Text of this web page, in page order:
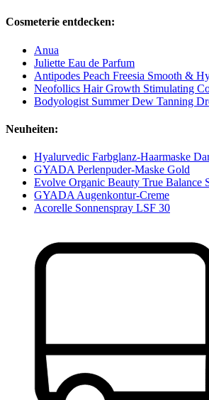
Cosmeterie entdecken:
Anua
Juliette Eau de Parfum
Antipodes Peach Freesia Smooth &
Neofollics Hair Growth Stimulating
Bodyologist Summer Dew Tanning
Neuheiten:
Hyalurvedic Farbglanz-Haarmaske
GYADA Perlenpuder-Maske Gold
Evolve Organic Beauty True Balance
GYADA Augenkontur-Creme
Acorelle Sonnenspray LSF 30